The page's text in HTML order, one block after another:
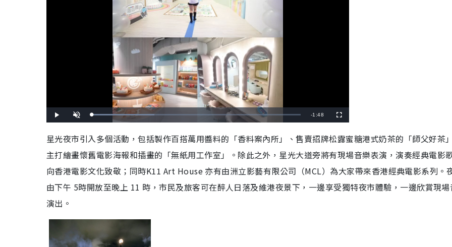
l
n
t
e
L
o
e
d
3
0
0
%
R
a
i
-1:48
u
s
c
e
e
星光夜市引入多個活動，包括製作百搭萬用醬料的「香料案內所」、售賣招牌松露蜜糖港式奶茶的「師父好茶
主打繪畫懷舊電影海報和插畫的「無紙用工作室」。除此之外，星光大道旁將有現場音樂表演，演奏經典電影
向香港電影文化致敬；同時K11 Art House 亦有由洲立影藝有限公司（MCL）為大家帶來香港經典電影系列。
由下午 5時開放至晚上 11 時，市民及旅客可在醉人日落及維港夜景下，一邊享受獨特夜市體驗，一邊欣賞現場
演出。